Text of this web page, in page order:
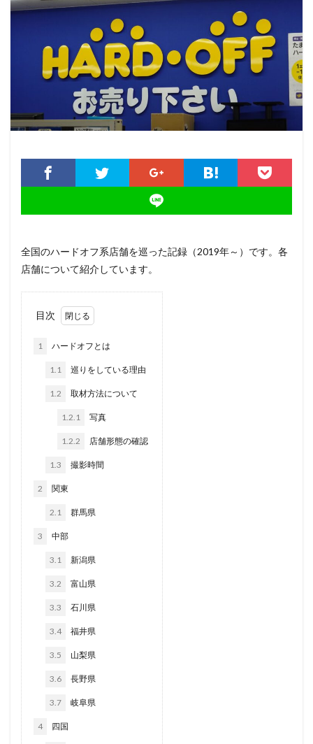
全国のハードオフ系店舗を巡った記録（2019年～）です。各
店舗について紹介しています。
目次
1 ハードオフとは
1.1 巡りをしている理由
1.2 取材方法について
1.2.1 写真
1.2.2 店舗形態の確認
1.3 撮影時間
2 関東
2.1 群馬県
3 中部
3.1 新潟県
3.2 富山県
3.3 石川県
3.4 福井県
3.5 山梨県
3.6 長野県
3.7 岐阜県
4 四国